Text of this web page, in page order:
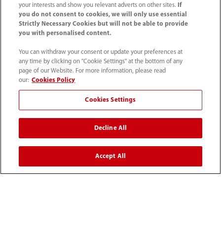
启元大模型
媒体中心
关于我们
联系我们
your interests and show you relevant adverts on other sites.
If
you do not consent to cookies, we will only use essential
Strictly Necessary Cookies but will not be able to provide
you with personalised content.
You can withdraw your consent or update your preferences at
any time by clicking on "Cookie Settings" at the bottom of any
page of our Website. For more information, please read
our: Cookies Policy
Cookies Settings
Decline All
Accept All